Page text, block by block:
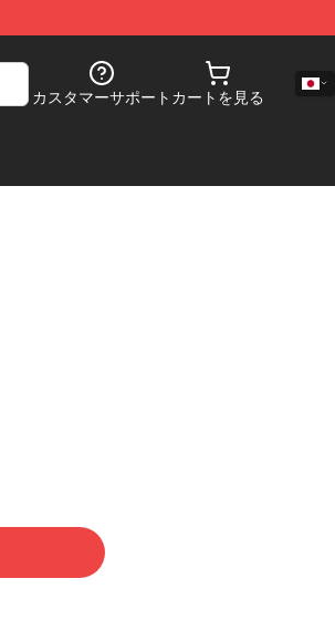
カスタマーサポート カートを見る